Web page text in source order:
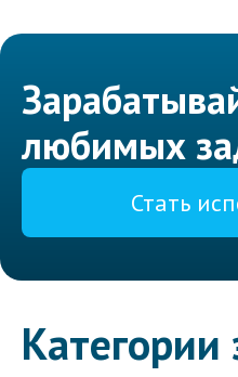
любимых
Стать
Категории